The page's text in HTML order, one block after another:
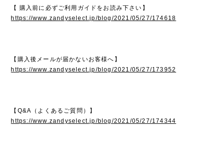
【 購入前に必ずご利用ガイドをお読み下さい】
https://www.zandyselect.jp/blog/2021/05/27/174618
【購入後メールが届かないお客様へ】
https://www.zandyselect.jp/blog/2021/05/27/173952
【Q&A（よくあるご質問）】
https://www.zandyselect.jp/blog/2021/05/27/174344